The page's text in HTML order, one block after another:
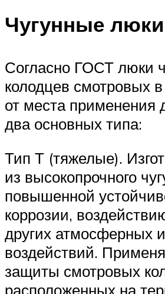
Чугунные люки
Согласно ГОСТ люки
колодцев смотровых
от места применения
два основных типа:
Тип Т (тяжелые).
из высокопрочного
повышенной
коррозии,
других атмосферных
воздействий.
защиты смотровых
расположенных на